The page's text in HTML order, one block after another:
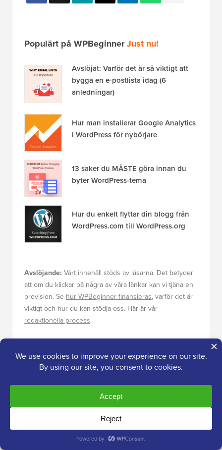
Populärt på WPBeginnerJust nu!
Avslöjat: Varför det är så viktigt att
bygga en e-postlista idag (6
anledningar)
Hur man installerar Google Analytics
i WordPress för nybörjare
13 saker du MÅSTE göra innan du
byter WordPress-tema
Hur du enkelt flyttar din blogg från
WordPress.com till WordPress.org
Avslöjande: Vårt innehåll stöds av läsarna. Det betyder
att om du klickar på några av våra länkar kan vi tjäna en
provision. Se hur WPBeginner finansieras, varför det är
viktigt och hur du kan stödja oss. Här är vår
redaktionella process.
Om redaktionen
Redaktionellt team på WPBeginner är ett team
av WordPress-experter ledda av Syed Balkhi
webbhotell, e-handel, SEO och
marknadsföring. WPBeginner startades 2009